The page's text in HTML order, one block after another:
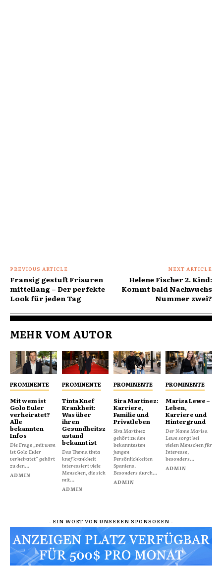
PREVIOUS ARTICLE
Fransig gestuft Frisuren
mittellang – Der perfekte
Look für jeden Tag
NEXT ARTICLE
Helene Fischer 2. Kind:
Kommt bald Nachwuchs
Nummer zwei?
MEHR VOM AUTOR
PROMINENTE
Mit wem ist
Golo Euler
verheiratet?
Alle
bekannten
Infos
Die Frage „mit wem
ist Golo Euler
verheiratet“ gehört
zu den...
ADMIN
PROMINENTE
Tinta Knef
Krankheit:
Was über
ihren
Gesundheitsz
ustand
bekannt ist
Das Thema tinta
knef krankheit
interessiert viele
Menschen, die sich
mit...
ADMIN
PROMINENTE
Sira Martínez:
Karriere,
Familie und
Privatleben
Sira Martínez
gehört zu den
bekanntesten
jungen
Persönlichkeiten
Spaniens.
Besonders durch...
ADMIN
PROMINENTE
Marisa Lewe –
Leben,
Karriere und
Hintergrund
Der Name Marisa
Lewe sorgt bei
vielen Menschen für
Interesse,
besonders...
ADMIN
- EIN WORT VON UNSEREN SPONSOREN -